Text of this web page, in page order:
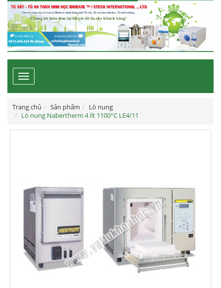
Toggle
navigation
Trang chủ Sản phẩm
Lò nung
Lò nung Nabertherm 4 lít 1100°C LE4/11